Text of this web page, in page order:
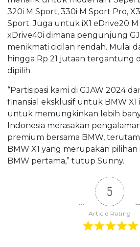
320i M Sport, 330i M Sport Pro,
Sport. Juga untuk iX1 eDrive20 M
xDrive40i dimana pengunjung
menikmati cicilan rendah. Mulai
hingga Rp 21 jutaan tergantung
dipilih.
“Partisipasi kami di GJAW 2024
finansial eksklusif untuk BMW
untuk memungkinkan lebih
Indonesia merasakan
premium bersama BMW,
BMW X1 yang merupakan
BMW pertama,” tutup Sunny.
5
Article Rating